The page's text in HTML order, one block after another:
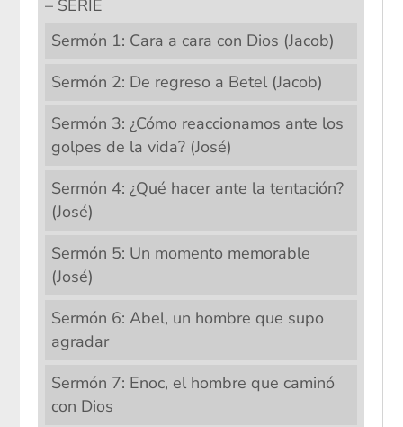
– SERIE
Sermón 1: Cara a cara con Dios (Jacob)
Sermón 2: De regreso a Betel (Jacob)
Sermón 3: ¿Cómo reaccionamos ante los
golpes de la vida? (José)
Sermón 4: ¿Qué hacer ante la tentación?
(José)
Sermón 5: Un momento memorable
(José)
Sermón 6: Abel, un hombre que supo
agradar
Sermón 7: Enoc, el hombre que caminó
con Dios